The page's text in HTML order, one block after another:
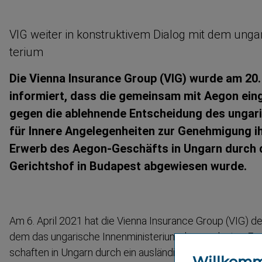
VIG weiter in konstruktivem Dialog mit dem
terium
Die Vienna Insurance Group (VIG) wurde am
informiert, dass die gemeinsam mit Aegon
gegen die ablehnende Entscheidung des
für Innere Angele­gen­heiten zur Genehmigung
Erwerb des Aegon-​Geschäfts in Ungarn
Gerichtshof in Budapest abgewiesen wurde.
Am 6. April 2021 hat die Vienna Insurance Group (VIG)
dem das ungarische Innenmi­nis­terium den geplanten
schaften in Ungarn durch ein auslän­disches